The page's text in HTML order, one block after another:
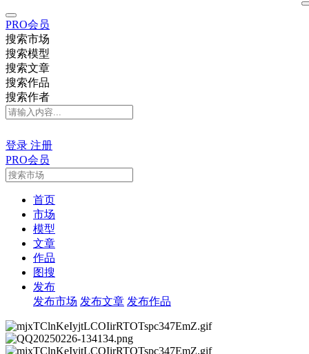
PRO会员
搜索市场
搜索模型
搜索文章
搜索作品
搜索作者
登录 注册
PRO会员
首页
市场
模型
文章
作品
图搜
发布
发布市场 发布文章 发布作品